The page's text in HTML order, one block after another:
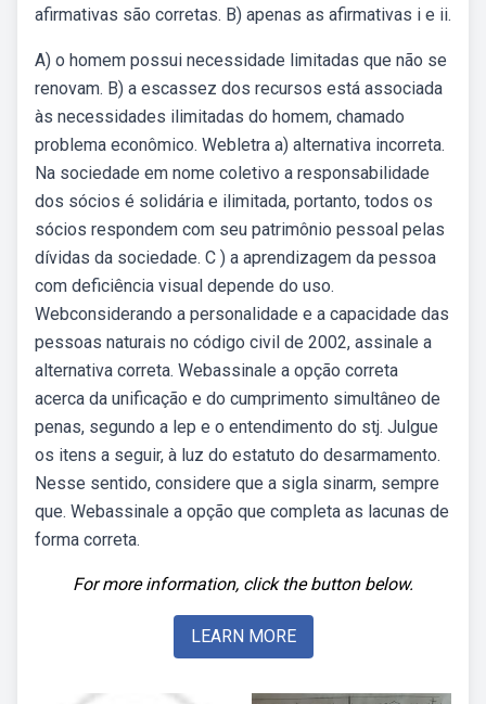
afirmativas são corretas. B) apenas as afirmativas i e ii.
A) o homem possui necessidade limitadas que não se
renovam. B) a escassez dos recursos está associada
às necessidades ilimitadas do homem, chamado
problema econômico. Webletra a) alternativa incorreta.
Na sociedade em nome coletivo a responsabilidade
dos sócios é solidária e ilimitada, portanto, todos os
sócios respondem com seu patrimônio pessoal pelas
dívidas da sociedade. C ) a aprendizagem da pessoa
com deficiência visual depende do uso.
Webconsiderando a personalidade e a capacidade das
pessoas naturais no código civil de 2002, assinale a
alternativa correta. Webassinale a opção correta
acerca da unificação e do cumprimento simultâneo de
penas, segundo a lep e o entendimento do stj. Julgue
os itens a seguir, à luz do estatuto do desarmamento.
Nesse sentido, considere que a sigla sinarm, sempre
que. Webassinale a opção que completa as lacunas de
forma correta.
For more information, click the button below.
LEARN MORE